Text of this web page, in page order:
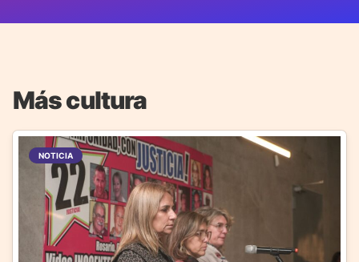
Más cultura
NOTICIA